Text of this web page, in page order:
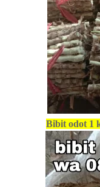
Bibit odot 1